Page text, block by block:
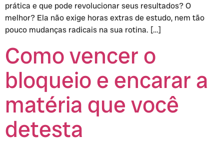
prática e que pode revolucionar seus resultados? O
melhor? Ela não exige horas extras de estudo, nem tão
pouco mudanças radicais na sua rotina. […]
Como vencer o
bloqueio e encarar a
matéria que você
detesta